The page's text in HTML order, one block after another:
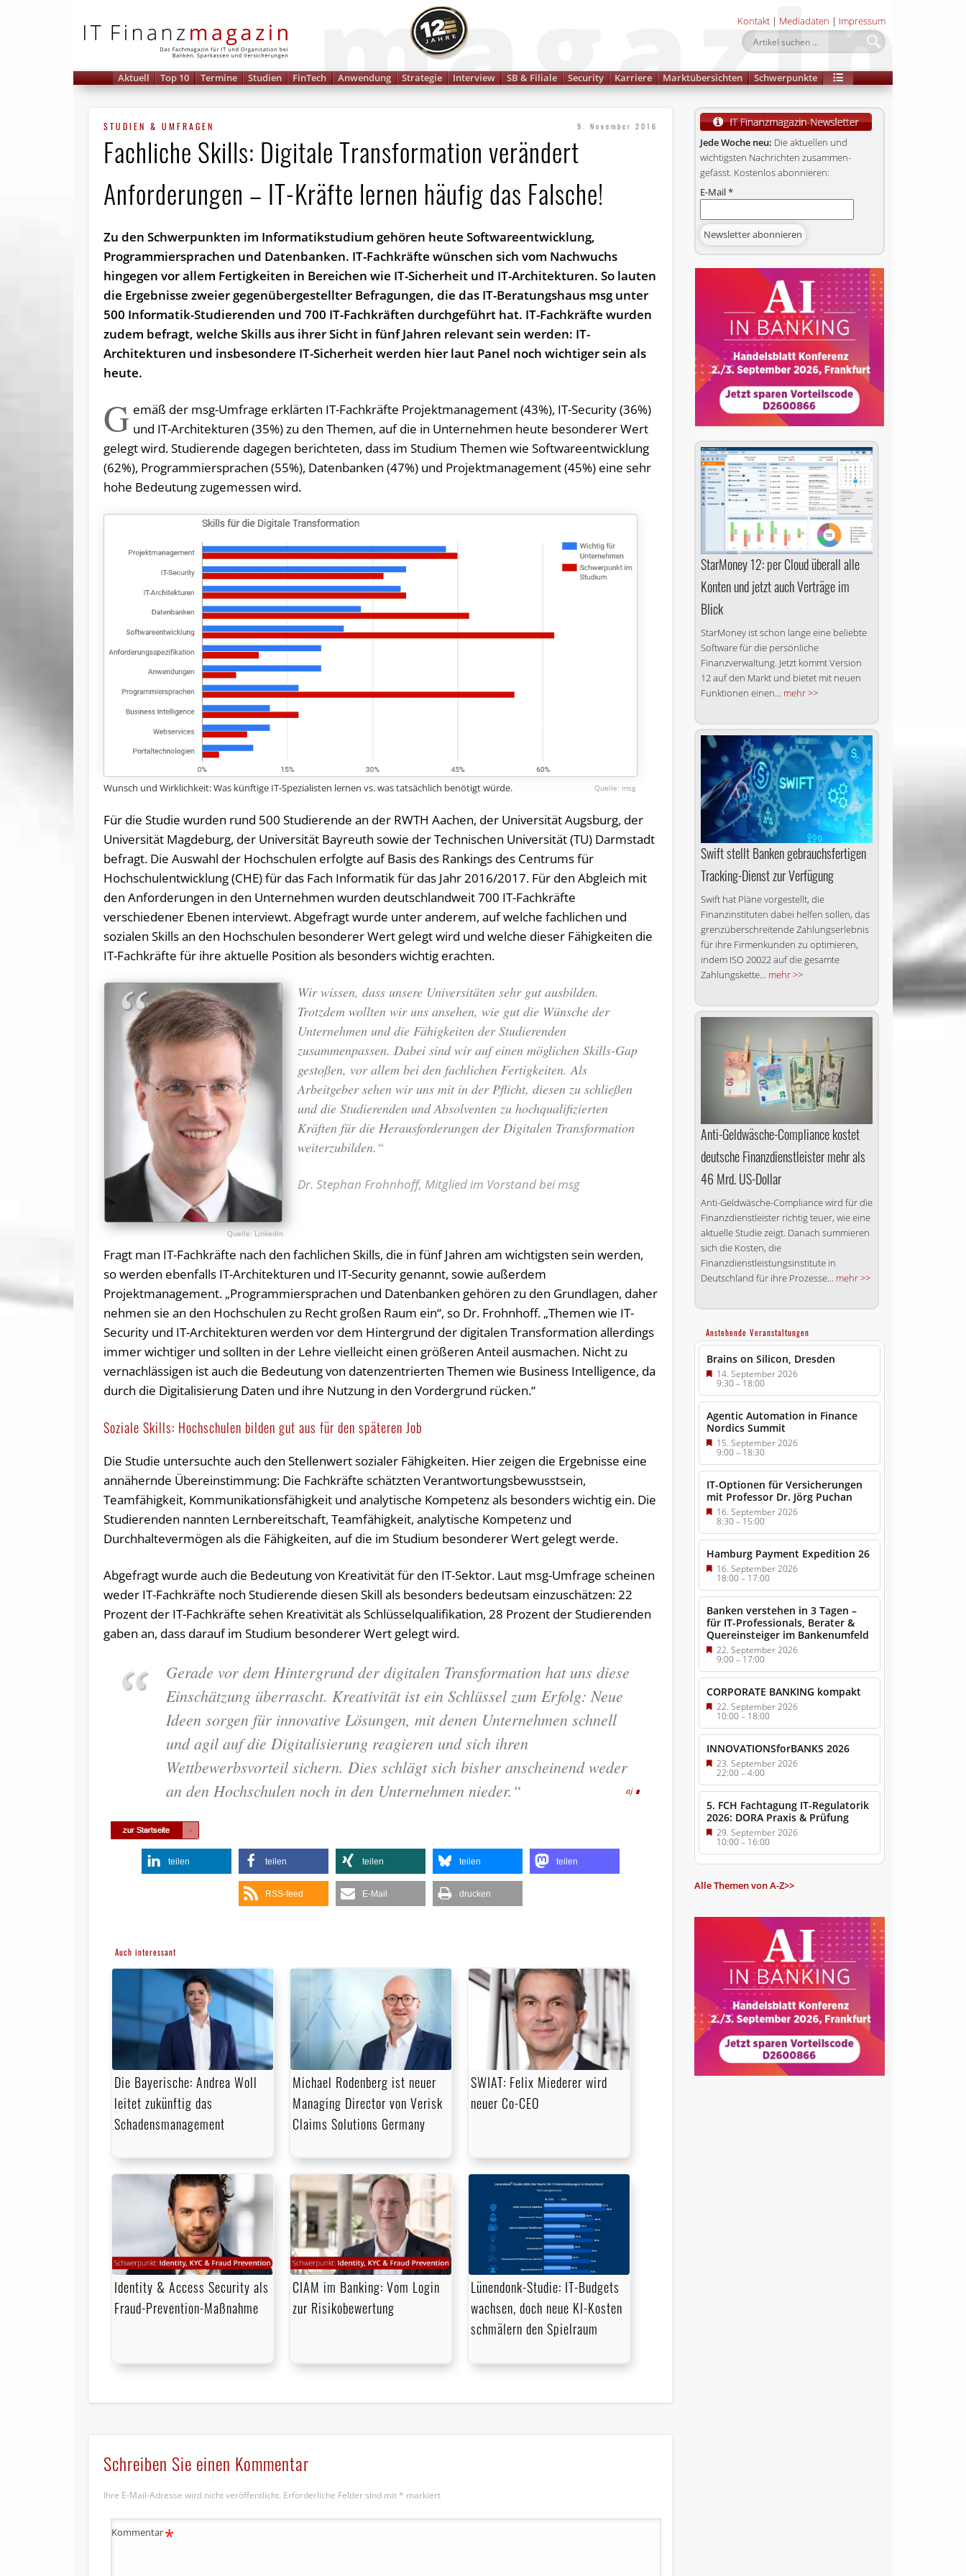
Kontakt | Mediadaten | Impressum
Aktuell Top 10 Termine Studien FinTech Anwendung Strategie Interview SB & Filiale Security Karriere Marktübersichten Schwerpunkte
STUDIEN & UMFRAGEN 9. November 2016
Fachliche Skills: Digitale Transformation verändert
Anforderungen – IT-Kräfte lernen häufig das Falsche!
Zu den Schwerpunkten im Informatikstudium gehören heute Softwareentwicklung,
Programmiersprachen und Datenbanken. IT-Fachkräfte wünschen sich vom Nachwuchs
hingegen vor allem Fertigkeiten in Bereichen wie IT-Sicherheit und IT-Architekturen. So lauten
die Ergebnisse zweier gegenübergestellter Befragungen, die das IT-Beratungshaus msg unter
500 Informatik-Studierenden und 700 IT-Fachkräften durchgeführt hat. IT-Fachkräfte wurden
zudem befragt, welche Skills aus ihrer Sicht in fünf Jahren relevant sein werden: IT-
Architekturen und insbesondere IT-Sicherheit werden hier laut Panel noch wichtiger sein als
heute.
G emäß der msg-Umfrage erklärten IT-Fachkräfte Projektmanagement (43%), IT-Security (36%)
und IT-Architekturen (35%) zu den Themen, auf die in Unternehmen heute besonderer Wert
gelegt wird. Studierende dagegen berichteten, dass im Studium Themen wie Softwareentwicklung
(62%), Programmiersprachen (55%), Datenbanken (47%) und Projektmanagement (45%) eine sehr
hohe Bedeutung zugemessen wird.
Wunsch und Wirklichkeit: Was künftige IT-Spezialisten lernen vs. was tatsächlich benötigt würde. msg
Für die Studie wurden rund 500 Studierende an der RWTH Aachen, der Universität Augsburg, der
Universität Magdeburg, der Universität Bayreuth sowie der Technischen Universität (TU) Darmstadt
befragt. Die Auswahl der Hochschulen erfolgte auf Basis des Rankings des Centrums für
Hochschulentwicklung (CHE) für das Fach Informatik für das Jahr 2016/2017. Für den Abgleich mit
den Anforderungen in den Unternehmen wurden deutschlandweit 700 IT-Fachkräfte
verschiedener Ebenen interviewt. Abgefragt wurde unter anderem, auf welche fachlichen und
sozialen Skills an den Hochschulen besonderer Wert gelegt wird und welche dieser Fähigkeiten die
IT-Fachkräfte für ihre aktuelle Position als besonders wichtig erachten.
LinkedIn
Wir wissen, dass unsere Universitäten sehr gut ausbilden.
Trotzdem wollten wir uns ansehen, wie gut die Wünsche der
Unternehmen und die Fähigkeiten der Studierenden
zusammenpassen. Dabei sind wir auf einen möglichen Skills-Gap
gestoßen, vor allem bei den fachlichen Fertigkeiten. Als
Arbeitgeber sehen wir uns mit in der Pflicht, diesen zu schließen
und die Studierenden und Absolventen zu hochqualifizierten
Kräften für die Herausforderungen der Digitalen Transformation
weiterzubilden.“
Dr. Stephan Frohnhoff, Mitglied im Vorstand bei msg
Fragt man IT-Fachkräfte nach den fachlichen Skills, die in fünf Jahren am wichtigsten sein werden,
so werden ebenfalls IT-Architekturen und IT-Security genannt, sowie außerdem
Projektmanagement. „Programmiersprachen und Datenbanken gehören zu den Grundlagen, daher
nehmen sie an den Hochschulen zu Recht großen Raum ein“, so Dr. Frohnhoff. „Themen wie IT-
Security und IT-Architekturen werden vor dem Hintergrund der digitalen Transformation allerdings
immer wichtiger und sollten in der Lehre vielleicht einen größeren Anteil ausmachen. Nicht zu
vernachlässigen ist auch die Bedeutung von datenzentrierten Themen wie Business Intelligence, da
durch die Digitalisierung Daten und ihre Nutzung in den Vordergrund rücken.“
Soziale Skills: Hochschulen bilden gut aus für den späteren Job
Die Studie untersuchte auch den Stellenwert sozialer Fähigkeiten. Hier zeigen die Ergebnisse eine
annähernde Übereinstimmung: Die Fachkräfte schätzten Verantwortungsbewusstsein,
Teamfähigkeit, Kommunikationsfähigkeit und analytische Kompetenz als besonders wichtig ein. Die
Studierenden nannten Lernbereitschaft, Teamfähigkeit, analytische Kompetenz und
Durchhaltevermögen als die Fähigkeiten, auf die im Studium besonderer Wert gelegt werde.
Abgefragt wurde auch die Bedeutung von Kreativität für den IT-Sektor. Laut msg-Umfrage scheinen
weder IT-Fachkräfte noch Studierende diesen Skill als besonders bedeutsam einzuschätzen: 22
Prozent der IT-Fachkräfte sehen Kreativität als Schlüsselqualifikation, 28 Prozent der Studierenden
gaben an, dass darauf im Studium besonderer Wert gelegt wird.
Gerade vor dem Hintergrund der digitalen Transformation hat uns diese
Einschätzung überrascht. Kreativität ist ein Schlüssel zum Erfolg: Neue
Ideen sorgen für innovative Lösungen, mit denen Unternehmen schnell
und agil auf die Digitalisierung reagieren und sich ihren
Wettbewerbsvorteil sichern. Dies schlägt sich bisher anscheinend weder
an den Hochschulen noch in den Unternehmen nieder.“
aj
teilen teilen teilen teilen teilen
RSS-feed E-Mail drucken
Auch interessant
Die Bayerische: Andrea Woll
leitet zukünftig das
Schadensmanagement
Michael Rodenberg ist neuer
Managing Director von Verisk
Claims Solutions Germany
SWIAT: Felix Miederer wird
neuer Co-CEO
Identity & Access Security als
Fraud-Prevention-Maßnahme
CIAM im Banking: Vom Login
zur Risikobewertung
Lünendonk-Studie: IT-Budgets
wachsen, doch neue KI-Kosten
schmälern den Spielraum
Schreiben Sie einen Kommentar
Ihre E-Mail-Adresse wird nicht veröffentlicht. Erforderliche Felder sind mit * markiert
Kommentar*
Jede Woche neu: Die aktuellen und
wichtigsten Nachrichten zusammen­
gefasst. Kostenlos abonnieren:
E-Mail*
StarMoney 12: per Cloud überall alle
Konten und jetzt auch Verträge im
Blick
StarMoney ist schon lange eine beliebte
Software für die persönliche
Finanzverwaltung. Jetzt kommt Version
12 auf den Markt und bietet mit neuen
Funktionen einen... mehr >>
Swift stellt Banken gebrauchsfertigen
Tracking-Dienst zur Verfügung
Swift hat Pläne vorgestellt, die
Finanzinstituten dabei helfen sollen, das
grenzüberschreitende Zahlungserlebnis
für ihre Firmenkunden zu optimieren,
indem ISO 20022 auf die gesamte
Zahlungskette... mehr >>
Anti-Geldwäsche-Compliance kostet
deutsche Finanzdienstleister mehr als
46 Mrd. US-Dollar
Anti-Geldwäsche-Compliance wird für die
Finanzdienstleister richtig teuer, wie eine
aktuelle Studie zeigt. Danach summieren
sich die Kosten, die
Finanzdienstleistungsinstitute in
Deutschland für ihre Prozesse... mehr >>
Anstehende Veranstaltungen
Brains on Silicon, Dresden
14. September 2026
9:30–18:00
Agentic Automation in Finance
Nordics Summit
15. September 2026
9:00–18:30
IT-Optionen für Versicherungen
mit Professor Dr. Jörg Puchan
16. September 2026
8:30–15:00
Hamburg Payment Expedition 26
16. September 2026
18:00– 17:00
Banken verstehen in 3 Tagen –
für IT-Professionals, Berater &
Quereinsteiger im Bankenumfeld
22. September 2026
9:00–17:00
CORPORATE BANKING kompakt
22. September 2026
10:00– 18:00
INNOVATIONSforBANKS 2026
23. September 2026
22:00–4:00
5. FCH Fachtagung IT-Regulatorik
2026: DORA Praxis & Prüfung
29. September 2026
10:00– 16:00
Alle Themen von A-Z>>